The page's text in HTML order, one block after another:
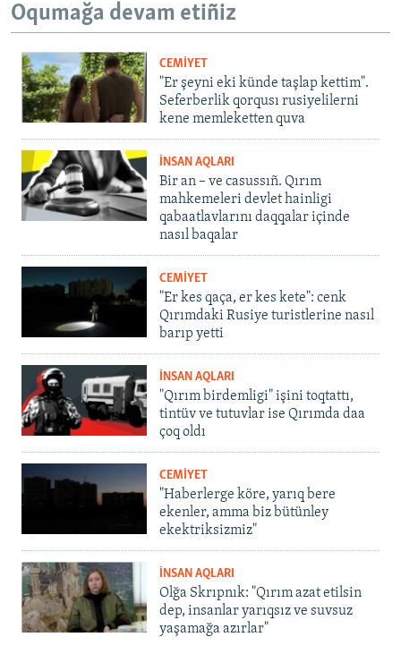
Oqumağa devam etiñiz
CEMİYET
"Er şeyni eki künde taşlap kettim".
Seferberlik qorqusı rusiyelilerni
kene memleketten quva
İNSAN AQLARI
Bir an – ve casussıñ. Qırım
mahkemeleri devlet hainligi
qabaatlavlarını daqqalar içinde
nasıl baqalar
CEMİYET
"Er kes qaça, er kes kete": cenk
Qırımdaki Rusiye turistlerine nasıl
barıp yetti
İNSAN AQLARI
"Qırım birdemligi" işini toqtattı,
tintüv ve tutuvlar ise Qırımda daa
çoq oldı
CEMİYET
"Haberlerge köre, yarıq bere
ekenler, amma biz bütünley
ekektriksizmiz"
İNSAN AQLARI
Olğa Skrıpnık: "Qırım azat etilsin
dep, insanlar yarıqsız ve suvsuz
yaşamağa azırlar"